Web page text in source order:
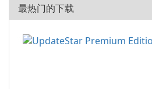
最热门的下载